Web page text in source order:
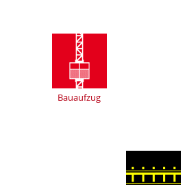
Bauaufzug